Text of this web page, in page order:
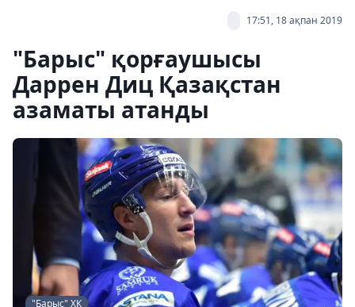
17:51, 18 ақпан 2019
"Барыс" қорғаушысы
Даррен Диц Қазақстан
азаматы атанды
"Барыс" ХК